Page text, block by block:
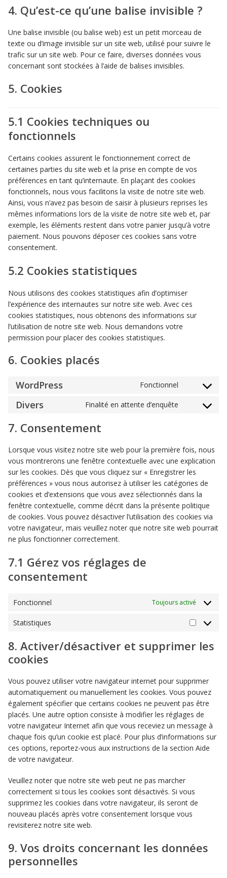
4. Qu’est-ce qu’une balise invisible ?
Une balise invisible (ou balise web) est un petit morceau de
texte ou d’image invisible sur un site web, utilisé pour suivre le
trafic sur un site web. Pour ce faire, diverses données vous
concernant sont stockées à l’aide de balises invisibles.
5. Cookies
5.1 Cookies techniques ou
fonctionnels
Certains cookies assurent le fonctionnement correct de
certaines parties du site web et la prise en compte de vos
préférences en tant qu’internaute. En plaçant des cookies
fonctionnels, nous vous facilitons la visite de notre site web.
Ainsi, vous n’avez pas besoin de saisir à plusieurs reprises les
mêmes informations lors de la visite de notre site web et, par
exemple, les éléments restent dans votre panier jusqu’à votre
paiement. Nous pouvons déposer ces cookies sans votre
consentement.
5.2 Cookies statistiques
Nous utilisons des cookies statistiques afin d’optimiser
l’expérience des internautes sur notre site web. Avec ces
cookies statistiques, nous obtenons des informations sur
l’utilisation de notre site web. Nous demandons votre
permission pour placer des cookies statistiques.
6. Cookies placés
WordPress Fonctionnel
Consent
Divers Finalité en attente d’enquête
Consent
7. Consentement
Lorsque vous visitez notre site web pour la première fois, nous
vous montrerons une fenêtre contextuelle avec une explication
sur les cookies. Dès que vous cliquez sur « Enregistrer les
préférences » vous nous autorisez à utiliser les catégories de
cookies et d’extensions que vous avez sélectionnés dans la
fenêtre contextuelle, comme décrit dans la présente politique
de cookies. Vous pouvez désactiver l’utilisation des cookies via
votre navigateur, mais veuillez noter que notre site web pourrait
ne plus fonctionner correctement.
7.1 Gérez vos réglages de
consentement
Fonctionnel Toujours activé
Statistiques
8. Activer/désactiver et supprimer les
cookies
Vous pouvez utiliser votre navigateur internet pour supprimer
automatiquement ou manuellement les cookies. Vous pouvez
également spécifier que certains cookies ne peuvent pas être
placés. Une autre option consiste à modifier les réglages de
votre navigateur Internet afin que vous receviez un message à
chaque fois qu’un cookie est placé. Pour plus d’informations sur
ces options, reportez-vous aux instructions de la section Aide
de votre navigateur.
Veuillez noter que notre site web peut ne pas marcher
correctement si tous les cookies sont désactivés. Si vous
supprimez les cookies dans votre navigateur, ils seront de
nouveau placés après votre consentement lorsque vous
revisiterez notre site web.
9. Vos droits concernant les données
personnelles